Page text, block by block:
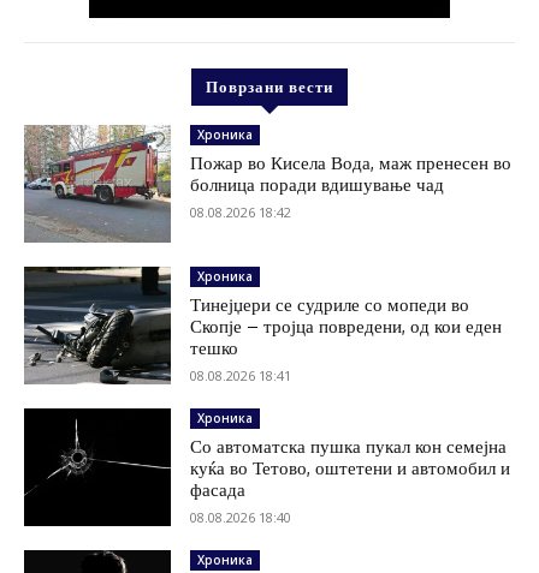
Поврзани вести
Хроника
Пожар во Кисела Вода, маж пренесен во
болница поради вдишување чад
08.08.2026 18:42
Хроника
Тинејџери се судриле со мопеди во
Скопје – тројца повредени, од кои еден
тешко
08.08.2026 18:41
Хроника
Со автоматска пушка пукал кон семејна
куќа во Тетово, оштетени и автомобил и
фасада
08.08.2026 18:40
Хроника